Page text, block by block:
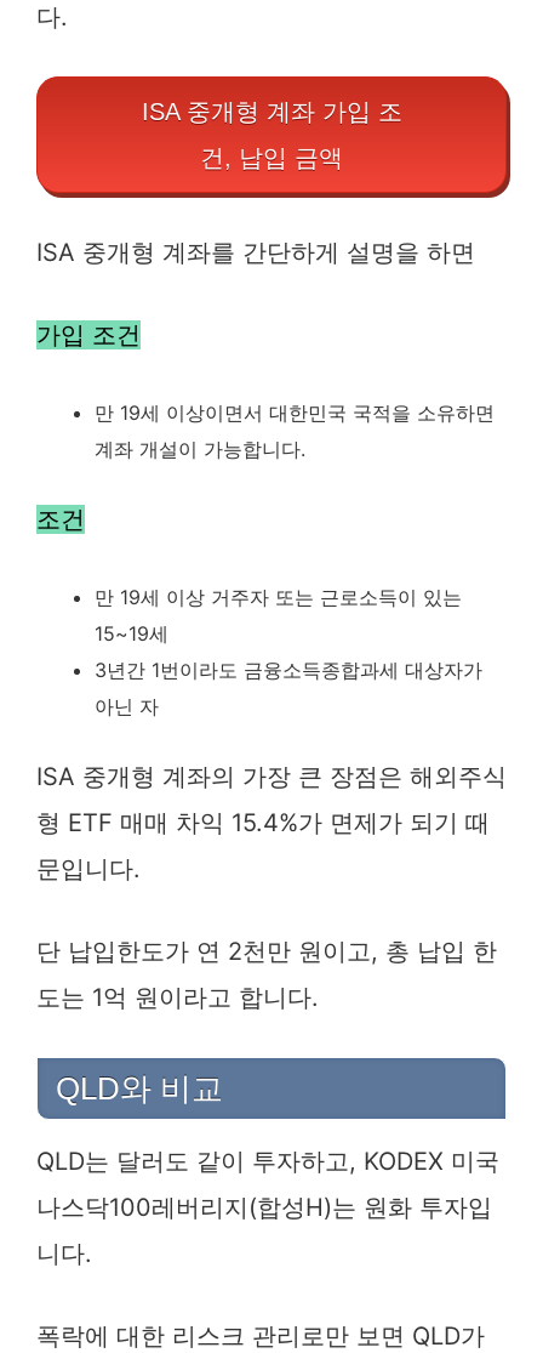
다.
ISA 중개형 계좌 가입 조
건, 납입 금액
ISA 중개형 계좌를 간단하게 설명을 하면
가입 조건
만 19세 이상이면서 대한민국 국적을 소유하면
계좌 개설이 가능합니다.
조건
만 19세 이상 거주자 또는 근로소득이 있는
15~19세
3년간 1번이라도 금융소득종합과세 대상자가
아닌 자
ISA 중개형 계좌의 가장 큰 장점은 해외주식
형 ETF 매매 차익 15.4%가 면제가 되기 때
문입니다.
단 납입한도가 연 2천만 원이고, 총 납입 한
도는 1억 원이라고 합니다.
QLD와 비교
QLD는 달러도 같이 투자하고, KODEX 미국
나스닥100레버리지(합성H)는 원화 투자입
니다.
폭락에 대한 리스크 관리로만 보면 QLD가